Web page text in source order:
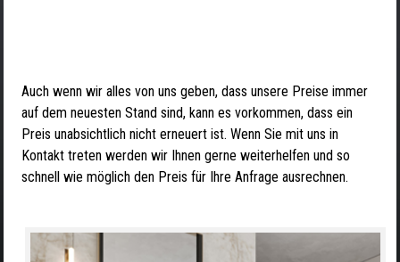
Auch wenn wir alles von uns geben, dass unsere Preise immer
auf dem neuesten Stand sind, kann es vorkommen, dass ein
Preis unabsichtlich nicht erneuert ist. Wenn Sie mit uns in
Kontakt treten werden wir Ihnen gerne weiterhelfen und so
schnell wie möglich den Preis für Ihre Anfrage ausrechnen.